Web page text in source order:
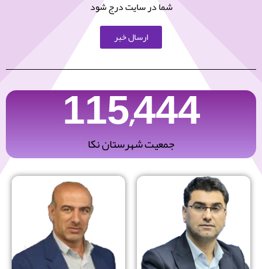
شما در سایت درج شود
ارسال خبر
115,444
جمعیت شهرستان نکا